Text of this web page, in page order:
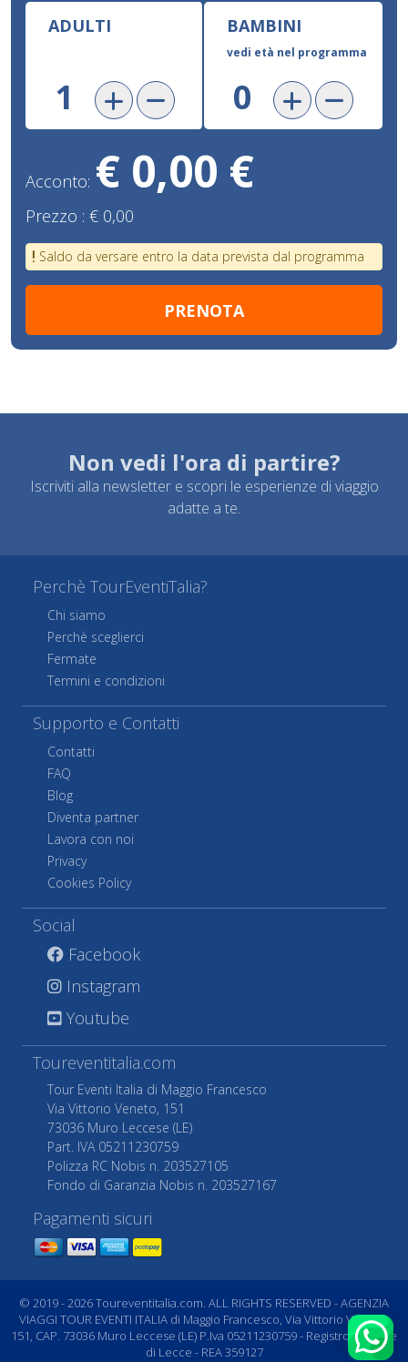
ADULTI BAMBINI
vedi età nel programma
Acconto: € 0,00 €
Prezzo : € 0,00
Saldo da versare entro la data prevista dal programma
Non vedi l'ora di partire?
Iscriviti alla newsletter e scopri le esperienze di viaggio
adatte a te.
Perchè TourEventiTalia?
Chi siamo
Perchè sceglierci
Fermate
Termini e condizioni
Supporto e Contatti
Contatti
FAQ
Blog
Diventa partner
Lavora con noi
Privacy
Cookies Policy
Social
Facebook
Instagram
Youtube
Toureventitalia.com
Tour Eventi Italia di Maggio Francesco
Via Vittorio Veneto, 151
73036 Muro Leccese (LE)
Part. IVA 05211230759
Polizza RC Nobis n. 203527105
Fondo di Garanzia Nobis n. 203527167
Pagamenti sicuri
© 2019 - 2026 Toureventitalia.com. ALL RIGHTS RESERVED - AGENZIA
VIAGGI TOUR EVENTI ITALIA di Maggio Francesco, Via Vittorio Veneto,
151, CAP. 73036 Muro Leccese (LE) P.Iva 05211230759 - Registro Imprese
di Lecce - REA 359127